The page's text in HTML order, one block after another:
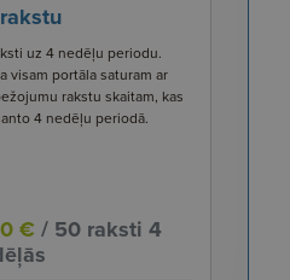
uz 4 nedēļu periodu.
visam portāla saturam ar
rakstu skaitam, kas
4 nedēļu periodā.
€ / 50 raksti 4